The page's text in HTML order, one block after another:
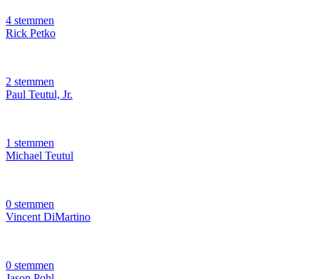
4 stemmen
Rick Petko
2 stemmen
Paul Teutul, Jr.
1 stemmen
Michael Teutul
0 stemmen
Vincent DiMartino
0 stemmen